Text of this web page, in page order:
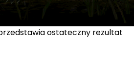
ostateczny rezultat